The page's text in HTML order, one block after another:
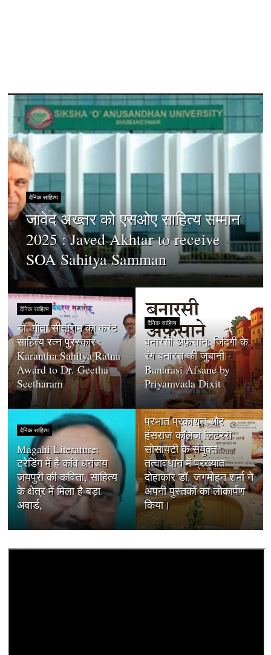
दैनिक साहित्य
जावेद अख्तर को एसओए साहित्य सम्मान
2025 : Javed Akhtar to receive
SOA Sahitya Samman
दैनिक साहित्य
डॉ. गीता सीताराम को करंठ
साहित्य रत्न पुरस्कार :
Karantha Sahitya Ratna
Award to Dr. Geetha
Seetharam
दैनिक साहित्य
बनारसी अफ़साने: जिंदगी के
रंग बनारस की जुबानी -
Banarasi Afsane by
Priyamvada Dixit
दैनिक साहित्य
Magahi Literature:
ट्रेडिंग में है कवि धनंजय
जयपुरी की कविता, साहित्य
के क्षेत्र में मिला है बड़ा
अवार्ड,
दैनिक साहित्य
प्रभात प्रकाशन और
हंसराज कॉलेज लिटरेरी
सोसायटी के संयुक्त
तत्वावधान में प्रख्यात
दोहाकार डॉ. जगमोहन शर्मा ने
अपनी पुस्तकों का लोकार्पण
किया।